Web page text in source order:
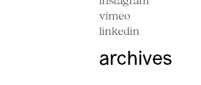
vimeo
linkedin
archives